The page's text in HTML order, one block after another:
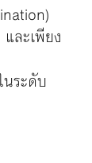
ละเพียง
ระดับ